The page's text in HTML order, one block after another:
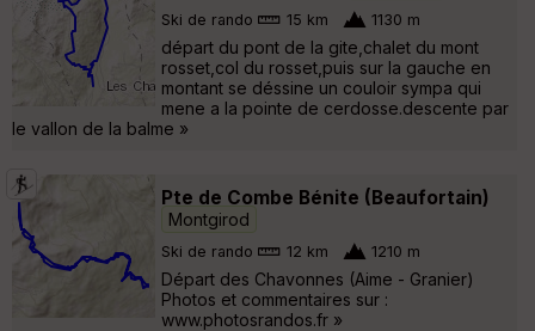
Ski de rando 15 km 1130 m
départ du pont de la gite,chalet du mont
rosset,col du rosset,puis sur la gauche en
montant se déssine un couloir sympa qui
mene a la pointe de cerdosse.descente par
le vallon de la balme »
Pte de Combe Bénite (Beaufortain)
Montgirod
Ski de rando 12 km 1210 m
Départ des Chavonnes (Aime - Granier)
Photos et commentaires sur :
www.photosrandos.fr »